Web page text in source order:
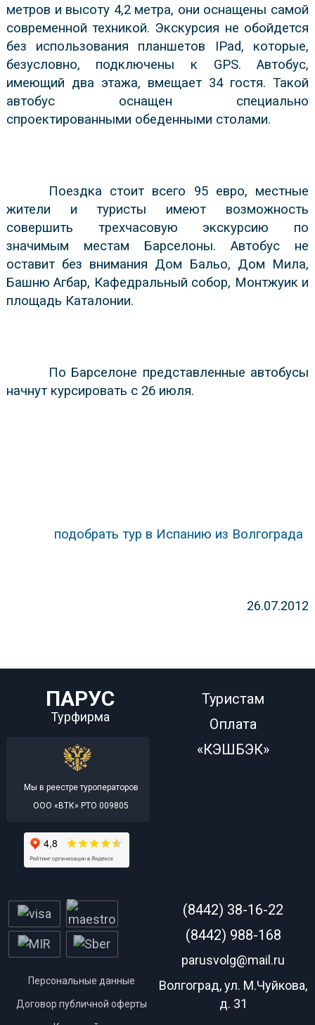
метров и высоту 4,2 метра, они оснащены самой
современной техникой. Экскурсия не обойдется
без использования планшетов IPad, которые,
безусловно, подключены к GPS. Автобус,
имеющий два этажа, вмещает 34 гостя. Такой
автобус оснащен специально
спроектированными обеденными столами.
Поездка стоит всего 95 евро, местные
жители и туристы имеют возможность
совершить трехчасовую экскурсию по
значимым местам Барселоны. Автобус не
оставит без внимания Дом Бальо, Дом Мила,
Башню Агбар, Кафедральный собор, Монтжуик и
площадь Каталонии.
По Барселоне представленные автобусы
начнут курсировать с 26 июля.
подобрать тур в Испанию из Волгограда
26.07.2012
ПАРУС
Турфирма
Мы в реестре туроператоров
ООО «ВТК» РТО 009805
Туристам
Оплата
«КЭШБЭК»
Персональные данные
Договор публичной оферты
(8442) 38-16-22
(8442) 988-168
parusvolg@mail.ru
Волгоград, ул. М.Чуйкова,
д. 31